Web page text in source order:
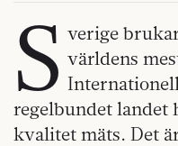
S verige
världens
regelbundet landet
kvalitet mäts. Det